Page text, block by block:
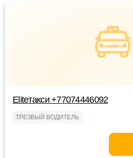
Eliteтакси +77074446092
ТРЕЗВЫЙ ВОДИТЕЛЬ